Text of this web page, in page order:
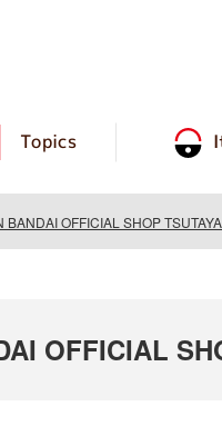
Topics
BANDAI OFFICIAL SHOP
OFFICIAL